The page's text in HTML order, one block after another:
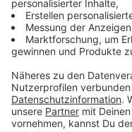
Daniel Friesenecker
eigenes Medium.
TeddyLab, Linz.
LinkedIn:
Folge abonnieren: